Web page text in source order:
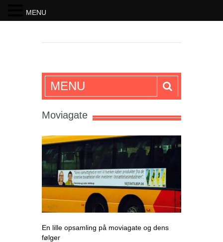
SKRIFTEN
MENU
Moviagate
En lille opsamling på moviagate og dens
følger
MENU